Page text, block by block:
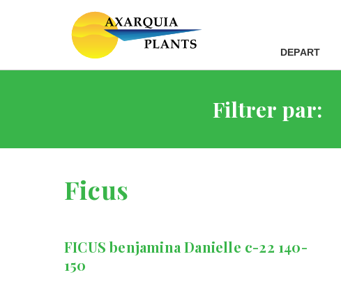
DEPART
Filtrer par:
Ficus
FICUS benjamina Danielle c-22 140-
150